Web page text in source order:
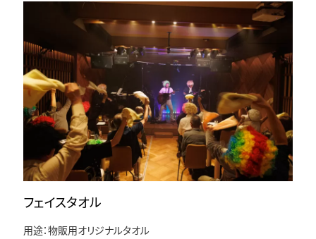
フェイスタオル
用途：物販用オリジナルタオル